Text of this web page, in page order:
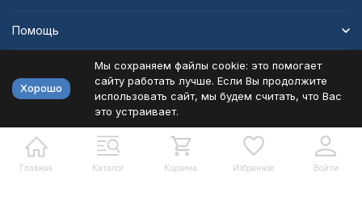
Главная Каталог Корзина Избранное Войти
Помощь
Политика персональных данных
Разработано в bodysite.ru
Хорошо
Мы сохраняем файлы cookie: это помогает
сайту работать лучше. Если Вы продолжите
использовать сайт, мы будем считать, что Вас
это устраивает.